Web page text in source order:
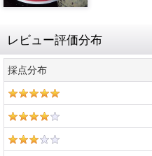
レビュー評価分布
採点分布